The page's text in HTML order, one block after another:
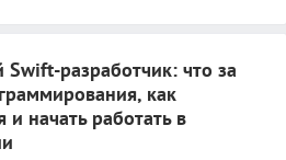
Swift-разработчик: что за
как
и начать работать в